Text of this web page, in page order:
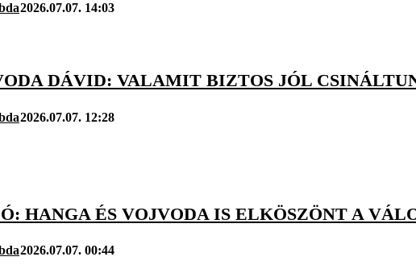
2026.07.07. 14:03
DÁVID: VALAMIT BIZTOS JÓL
2026.07.07. 12:28
HANGA ÉS VOJVODA IS ELKÖSZÖNT A
2026.07.07. 00:44